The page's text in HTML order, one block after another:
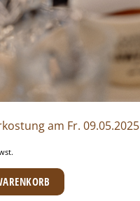
am Fr. 09.05.2025